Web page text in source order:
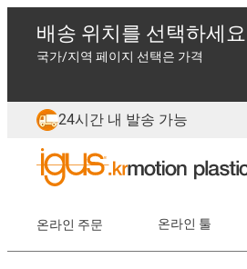
배송 위치를 선택하세
국가/지역 페이지 선택은 가격
24시간 내 발송 가능
온라인 주문 온라인 툴